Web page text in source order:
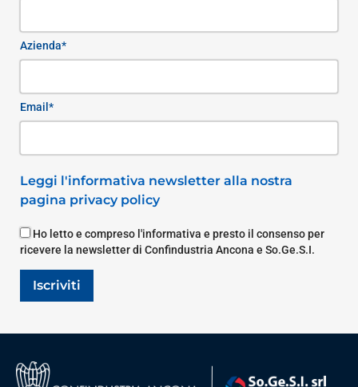
Azienda*
Email*
Leggi l'informativa newsletter alla nostra
pagina privacy policy
Ho letto e compreso l'informativa e presto il consenso per
ricevere la newsletter di Confindustria Ancona e So.Ge.S.I.
Iscriviti